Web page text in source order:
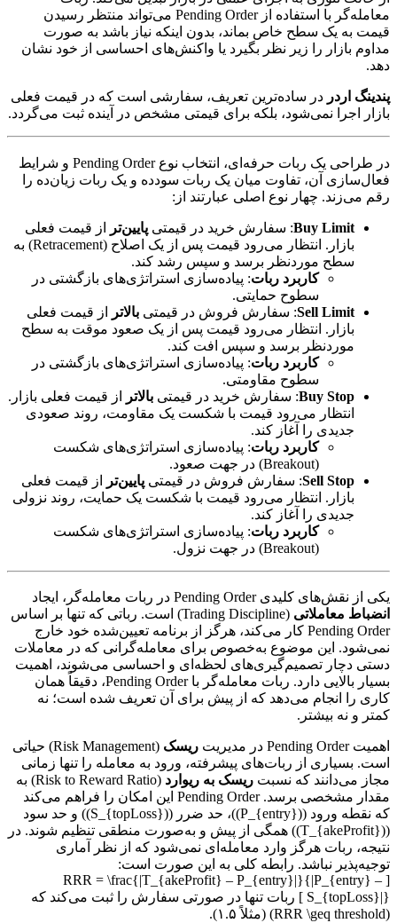
معامله‌گر با استفاده از Pending Order می‌تواند منتظر رسیدن
قیمت به یک سطح خاص بماند، بدون اینکه نیاز باشد به صورت
مداوم بازار را زیر نظر بگیرد یا واکنش‌های احساسی از خود نشان
دهد.
پندینگ اردر در ساده‌ترین تعریف، سفارشی است که در قیمت فعلی
بازار اجرا نمی‌شود، بلکه برای قیمتی مشخص در آینده ثبت می‌گردد.
در طراحی یک ربات حرفه‌ای، انتخاب نوع Pending Order و شرایط
فعال‌سازی آن، تفاوت میان یک ربات سودده و یک ربات زیان‌ده را
رقم می‌زند. چهار نوع اصلی عبارتند از:
Buy Limit: سفارش خرید در قیمتی پایین‌تر
از قیمت فعلی
بازار. انتظار می‌رود قیمت پس از یک اصلاح (Retracement) به
سطح موردنظر برسد و سپس رشد کند.
کاربرد ربات: پیاده‌سازی استراتژی‌های بازگشتی در
سطوح حمایتی.
Sell Limit: سفارش فروش در قیمتی بالاتر
از قیمت فعلی
بازار. انتظار می‌رود قیمت پس از یک صعود موقت به سطح
موردنظر برسد و سپس افت کند.
کاربرد ربات: پیاده‌سازی استراتژی‌های بازگشتی در
سطوح مقاومتی.
Buy Stop: سفارش خرید در قیمتی بالاتر
از قیمت فعلی بازار.
انتظار می‌رود قیمت با شکست یک مقاومت، روند صعودی
جدیدی را آغاز کند.
کاربرد ربات: پیاده‌سازی استراتژی‌های شکست
(Breakout) در جهت صعود.
Sell Stop: سفارش فروش در قیمتی پایین‌تر
از قیمت فعلی
بازار. انتظار می‌رود قیمت با شکست یک حمایت، روند نزولی
جدیدی را آغاز کند.
کاربرد ربات: پیاده‌سازی استراتژی‌های شکست
(Breakout) در جهت نزول.
یکی از نقش‌های کلیدی Pending Order در ربات معامله‌گر، ایجاد
انضباط معاملاتی
(Trading Discipline) است. رباتی که تنها بر اساس
Pending Order کار می‌کند، هرگز از برنامه تعیین‌شده خود خارج
نمی‌شود. این موضوع به‌خصوص برای معامله‌گرانی که در معاملات
دستی دچار تصمیم‌گیری‌های لحظه‌ای و احساسی می‌شوند، اهمیت
بسیار بالایی دارد. ربات معامله‌گر با Pending Order، دقیقاً همان
کاری را انجام می‌دهد که از پیش برای آن تعریف شده است؛ نه
کمتر و نه بیشتر.
اهمیت Pending Order در مدیریت ریسک
(Risk Management) حیاتی
است. بسیاری از ربات‌های پیشرفته، ورود به معامله را تنها زمانی
مجاز می‌دانند که نسبت ریسک به ریوارد
(Risk to Reward Ratio) به
مقدار مشخصی برسد. Pending Order این امکان را فراهم می‌کند
که نقطه ورود ((P_{entry}))، حد ضرر ((S_{topLoss})) و حد سود
((T_{akeProfit})) همگی از پیش و به‌صورت منطقی تنظیم شوند. در
نتیجه، ربات هرگز وارد معامله‌ای نمی‌شود که از نظر آماری
توجیه‌پذیر نباشد. رابطه کلی به این صورت است:
[ RRR = \frac{|T_{akeProfit} – P_{entry}|}{|P_{entry} –
S_{topLoss}|} ] ربات تنها در صورتی سفارش را ثبت می‌کند که
(RRR \geq threshold) (مثلاً ۱.۵).